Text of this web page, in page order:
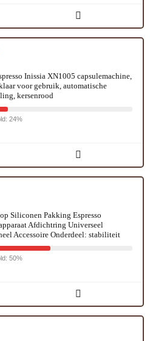
Inissia XN1005 capsulemachine,
voor gebruik, automatische
kersenrood
24%
Siliconen Pakking Espresso
Afdichtring Universeel
Accessoire Onderdeel: stabiliteit
50%